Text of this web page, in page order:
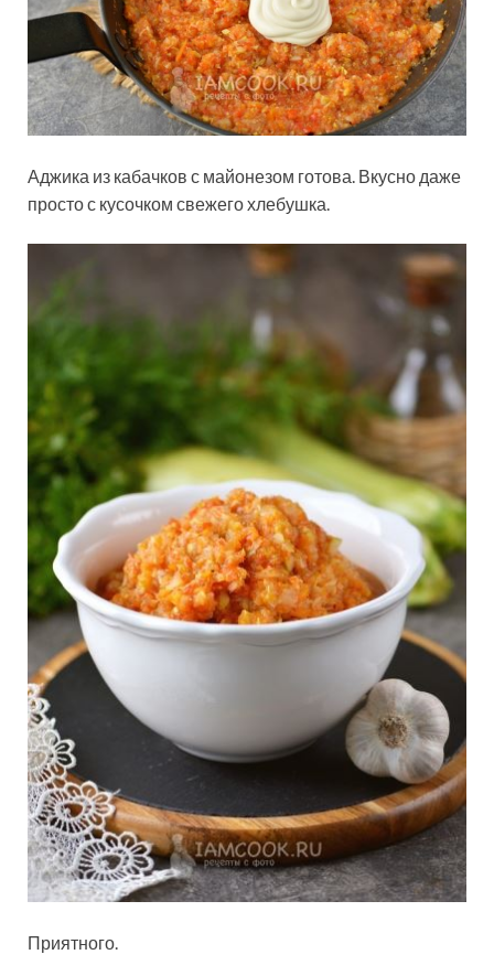
Аджика из кабачков с майонезом готова. Вкусно даже
просто с кусочком свежего хлебушка.
Приятного.